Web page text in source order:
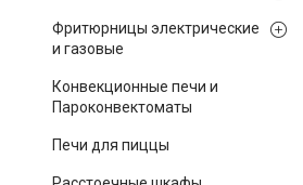
Фритюрницы электрические
и газовые
Конвекционные печи и
Пароконвектоматы
Печи для пиццы